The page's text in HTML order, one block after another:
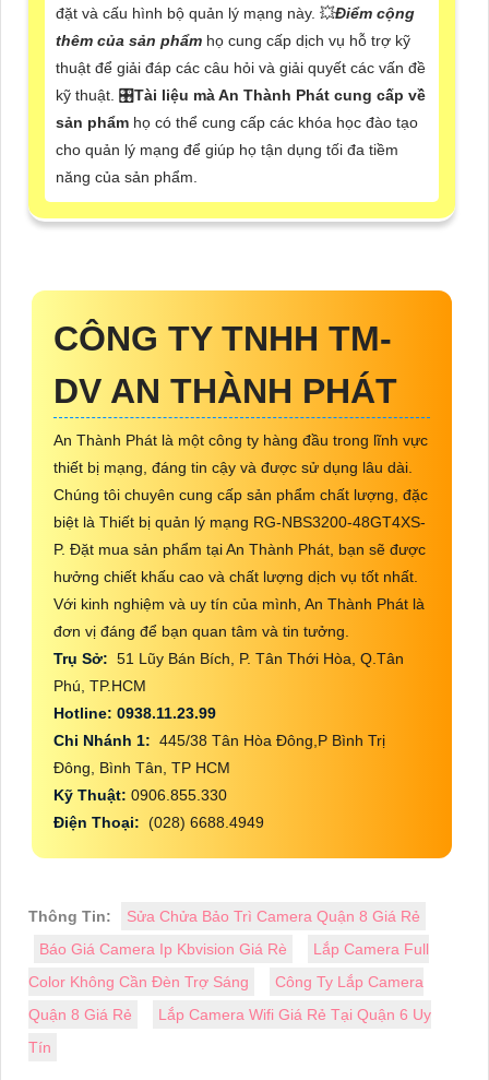
đặt và cấu hình bộ quản lý mạng này. 💥Điểm cộng
thêm của sản phẩm họ cung cấp dịch vụ hỗ trợ kỹ
thuật để giải đáp các câu hỏi và giải quyết các vấn đề
kỹ thuật. 🎛Tài liệu mà An Thành Phát cung cấp về
sản phẩm họ có thể cung cấp các khóa học đào tạo
cho quản lý mạng để giúp họ tận dụng tối đa tiềm
năng của sản phẩm.
CÔNG TY TNHH TM-
DV AN THÀNH PHÁT
An Thành Phát là một công ty hàng đầu trong lĩnh vực
thiết bị mạng, đáng tin cậy và được sử dụng lâu dài.
Chúng tôi chuyên cung cấp sản phẩm chất lượng, đặc
biệt là Thiết bị quản lý mạng RG-NBS3200-48GT4XS-
P. Đặt mua sản phẩm tại An Thành Phát, bạn sẽ được
hưởng chiết khấu cao và chất lượng dịch vụ tốt nhất.
Với kinh nghiệm và uy tín của mình, An Thành Phát là
đơn vị đáng để bạn quan tâm và tin tưởng.
Trụ Sở: 51 Lũy Bán Bích, P. Tân Thới Hòa, Q.Tân
Phú, TP.HCM
Hotline: 0938.11.23.99
Chi Nhánh 1: 445/38 Tân Hòa Đông,P Bình Trị
Đông, Bình Tân, TP HCM
Kỹ Thuật: 0906.855.330
Điện Thoại: (028) 6688.4949
Thông Tin:
Sửa Chửa Bảo Trì Camera Quận 8 Giá Rẻ
Báo Giá Camera Ip Kbvision Giá Rè
Lắp Camera Full
Color Không Cần Đèn Trợ Sáng
Công Ty Lắp Camera
Quận 8 Giá Rẻ
Lắp Camera Wifi Giá Rẻ Tại Quận 6 Uy
Tín